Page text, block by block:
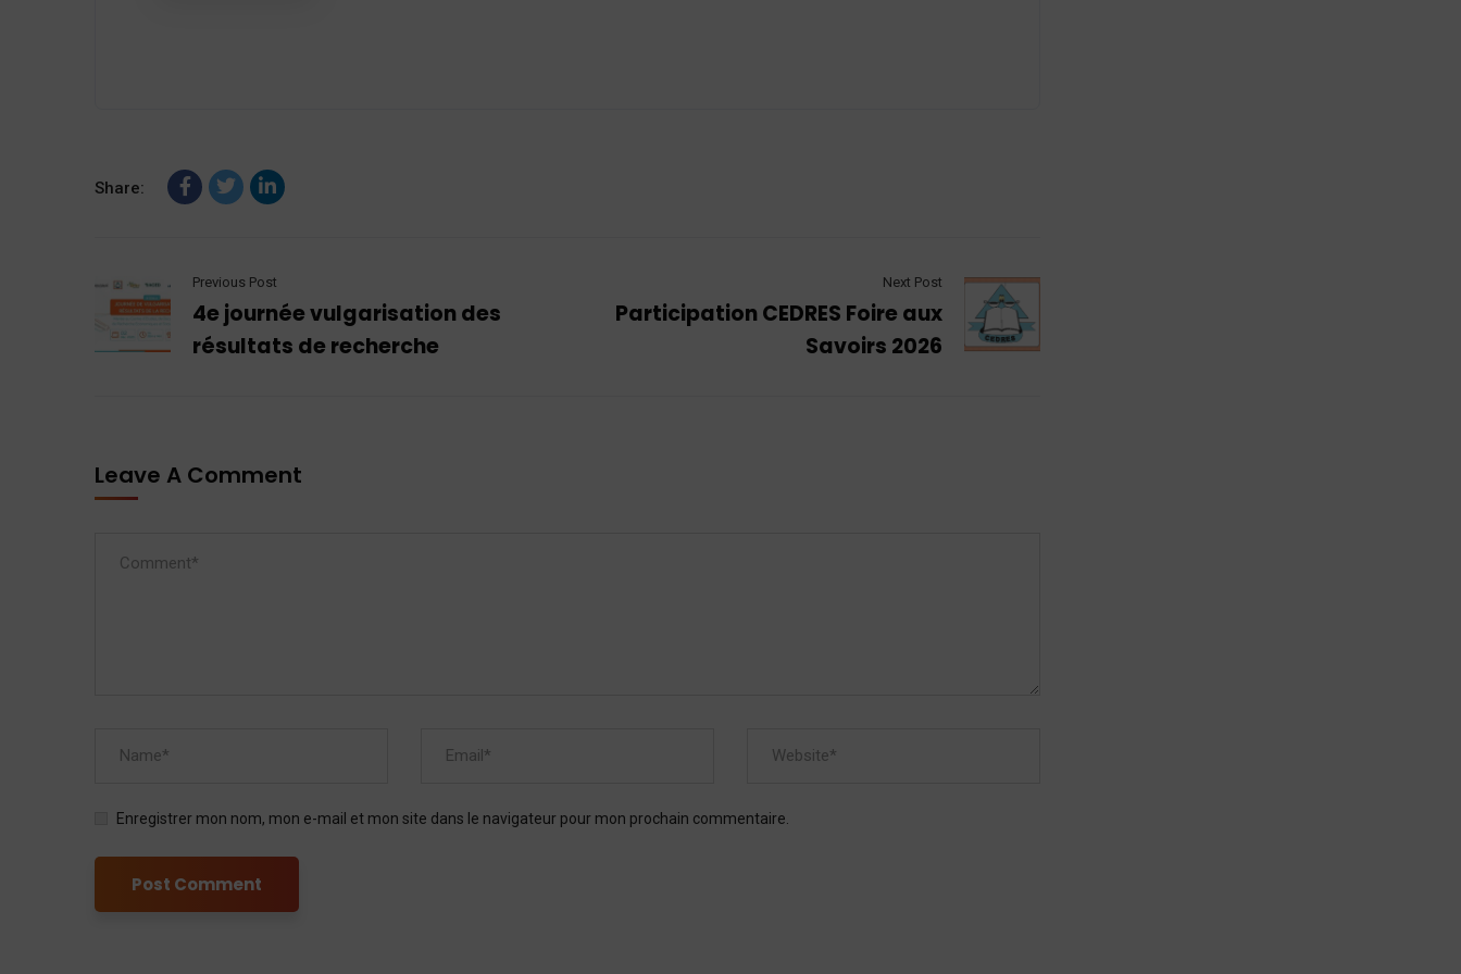
Share:
Previous Post
4e journée vulgarisation des
résultats de recherche
Next Post
Participation CEDRES Foire aux
Savoirs 2026
Leave A Comment
Enregistrer mon nom, mon e-mail et mon site dans le navigateur pour mon prochain commentaire.